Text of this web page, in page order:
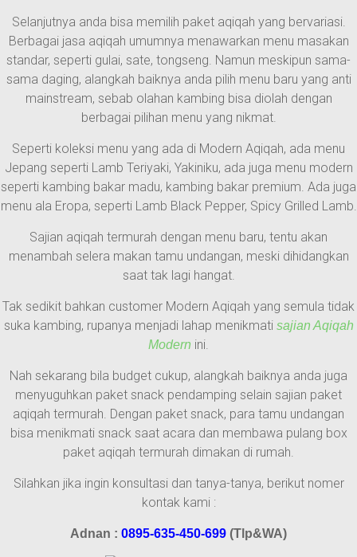
Selanjutnya anda bisa memilih paket aqiqah yang bervariasi.
Berbagai jasa aqiqah umumnya menawarkan menu masakan
standar, seperti gulai, sate, tongseng. Namun meskipun sama-
sama daging, alangkah baiknya anda pilih menu baru yang anti
mainstream, sebab olahan kambing bisa diolah dengan
berbagai pilihan menu yang nikmat.
Seperti koleksi menu yang ada di Modern Aqiqah, ada menu
Jepang seperti Lamb Teriyaki, Yakiniku, ada juga menu modern
seperti kambing bakar madu, kambing bakar premium. Ada juga
menu ala Eropa, seperti Lamb Black Pepper, Spicy Grilled Lamb.
Sajian aqiqah termurah dengan menu baru, tentu akan
menambah selera makan tamu undangan, meski dihidangkan
saat tak lagi hangat.
Tak sedikit bahkan customer Modern Aqiqah yang semula tidak
suka kambing, rupanya menjadi lahap menikmati sajian Aqiqah
Modern ini.
Nah sekarang bila budget cukup, alangkah baiknya anda juga
menyuguhkan paket snack pendamping selain sajian paket
aqiqah termurah. Dengan paket snack, para tamu undangan
bisa menikmati snack saat acara dan membawa pulang box
paket aqiqah termurah dimakan di rumah.
Silahkan jika ingin konsultasi dan tanya-tanya, berikut nomer
kontak kami :
Adnan : 0895-635-450-699 (Tlp&WA)